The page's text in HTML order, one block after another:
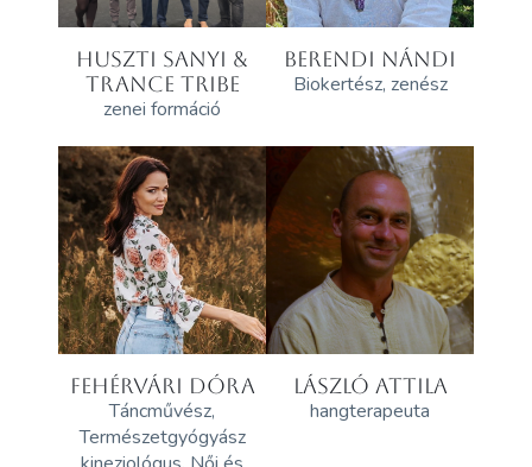
HUSZTI SANYI &
TRANCE TRIBE
zenei formáció
BERENDI NÁNDI
Biokertész, zenész
FEHÉRVÁRI DÓRA
Táncművész,
Természetgyógyász
LÁSZLÓ ATTILA
hangterapeuta